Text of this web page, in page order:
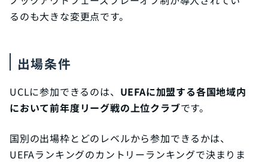
るのも大きな変更点です。
出場条件
UCLに参加できるのは、 UEFAに加盟する各国地域内
において前年度リーグ戦の上位クラブです。
国別の出場枠とどのレベルから参加できるかは、
UEFAランキングのカントリーランキングで決まりま